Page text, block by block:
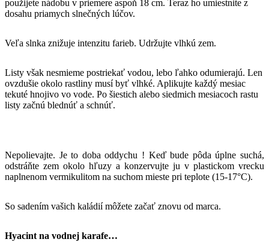
použijete nádobu v priemere aspoň 18 cm. Teraz ho umiestnite z
dosahu priamych slnečných lúčov.
Veľa slnka znižuje intenzitu farieb. Udržujte vlhkú zem.
Listy však nesmieme postriekať vodou, lebo ľahko odumierajú. Len
ovzdušie okolo rastliny musí byť vlhké. Aplikujte každý mesiac
tekuté hnojivo vo vode. Po šiestich alebo siedmich mesiacoch rastu
listy začnú blednúť a schnúť.
Nepolievajte. Je to doba oddychu ! Keď bude pôda úplne suchá,
odstráňte zem okolo hľuzy a konzervujte ju v plastickom vrecku
naplnenom vermikulitom na suchom mieste pri teplote (15-17°C).
So sadením vašich kaládií môžete začať znovu od marca.
Hyacint na vodnej karafe…